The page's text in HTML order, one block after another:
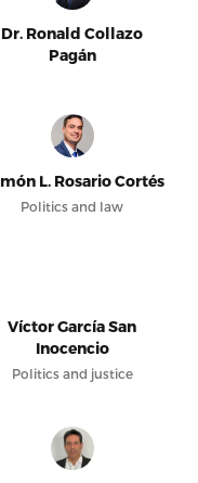
Dr. Ronald Collazo
Pagán
L. Rosario Cortés
Politics and law
Víctor García San
Inocencio
Politics and justice